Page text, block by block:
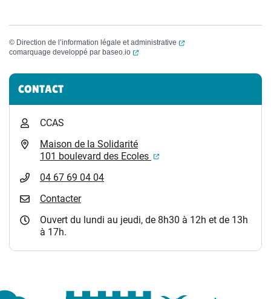
© Direction de l’information légale et administrative
(ouverture dans un
comarquage developpé par baseo.io (ouverture dans un nouvel onglet)
Informations complémentaires
CONTACT
CCAS
Maison de la Solidarité
101 boulevard des Ecoles
(ouverture dans un
04 67 69 04 04
Contacter
Ouvert du lundi au jeudi, de 8h30 à 12h et de 13h
à 17h.